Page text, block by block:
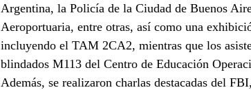
Argentina, la Policía de la Ciudad de Buenos
Aeroportuaria, entre otras, así como una
incluyendo el TAM 2CA2, mientras que los
blindados M113 del Centro de Educación
Además, se realizaron charlas destacadas del